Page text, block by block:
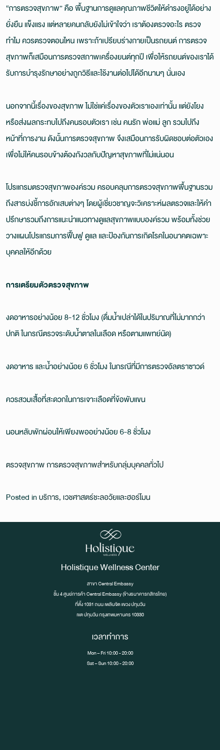
“การตรวจสุขภาพ” คือ พื้นฐานการดูแลคุณภาพชีวิตให้ดำรงอยู่ได้อย่าง
ยั่งยืน แข็งแรง แต่หลายคนกลับยังไม่เข้าใจว่า เราต้องตรวจอะไร ตรวจ
ทำไม ควรตรวจตอนไหน เพราะถ้าเปรียบร่างกายเป็นรถยนต์ การตรวจ
สุขภาพก็เสมือนการตรวจสภาพเครื่องยนต์ทุกปี เพื่อให้รถยนต์ของเราได้
รับการบำรุงรักษาอย่างถูกวิธีและใช้งานต่อไปได้อีกนานๆ นั่นเอง
นอกจากนี้เรื่องของสุขภาพ ไม่ใช่แค่เรื่องของตัวเราเองเท่านั้น แต่ยังโยง
หรือส่งผลกระทบไปถึงคนรอบตัวเรา เช่น คนรัก พ่อแม่ ลูก รวมไปถึง
หน้าที่การงาน ดังนั้นการตรวจสุขภาพ จึงเสมือนการรับผิดชอบต่อตัวเอง
เพื่อไม่ให้คนรอบข้างต้องกังวลกับปัญหาสุขภาพที่ไม่แน่นอน
โปรแกรมตรวจสุขภาพองค์รวม ครอบคลุมการตรวจสุขภาพพื้นฐานรวม
ถึงสารบ่งชี้การอักเสบต่างๆ โดยผู้เชี่ยวชาญจะวิเคราะห์ผลตรวจและให้คำ
ปรึกษารวมถึงการแนะนำแนวทางดูแลสุขภาพแบบองค์รวม พร้อมทั้งช่วย
วางแผนโปรแกรมการฟื้นฟู ดูแล และป้องกันการเกิดโรคในอนาคตเฉพาะ
บุคคลให้อีกด้วย
การเตรียมตัวตรวจสุขภาพ
งดอาหารอย่างน้อย 8-12 ชั่วโมง (ดื่มน้ำเปล่าได้ในปริมาณที่ไม่มากกว่า
ปกติ ในกรณีตรวจระดับน้ำตาลในเลือด หรือตามแพทย์นัด)
งดอาหาร และน้ำอย่างน้อย 6 ชั่วโมง ในกรณีที่มีการตรวจอัลตราซาวด์
ควรสวมเสื้อที่สะดวกในการเจาะเลือดที่ข้อพับแขน
นอนหลับพักผ่อนให้เพียงพออย่างน้อย 6-8 ชั่วโมง
ตรวจสุขภาพ การตรวจสุขภาพสำหรับกลุ่มบุคคลทั่วไป
Posted inบริการ, เวชศาสตร์ชะลอวัยและฮอร์โมน
Holistique Wellness Center
สาขา Central Embassy
ชั้น 4 ศูนย์การค้า Central Embassy (ข้างธนาคารกสิกรไทย)
ที่ตั้ง 1031 ถนน เพลินจิต เเขวง ปทุมวัน
เขต ปทุมวัน กรุงเทพมหานคร 10330
เวลาทำการ
Mon – Fri 10:00 - 20:00
Sat – Sun 10:00 - 20:00